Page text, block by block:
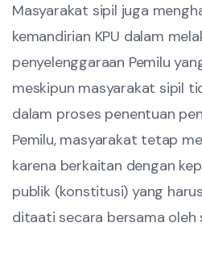
Masyarakat sipil juga
kemandirian KPU dalam
penyelenggaraan Pemilu
meskipun masyarakat sipil
dalam proses penentuan
Pemilu, masyarakat tetap
karena berkaitan dengan
publik (konstitusi) yang
ditaati secara bersama oleh